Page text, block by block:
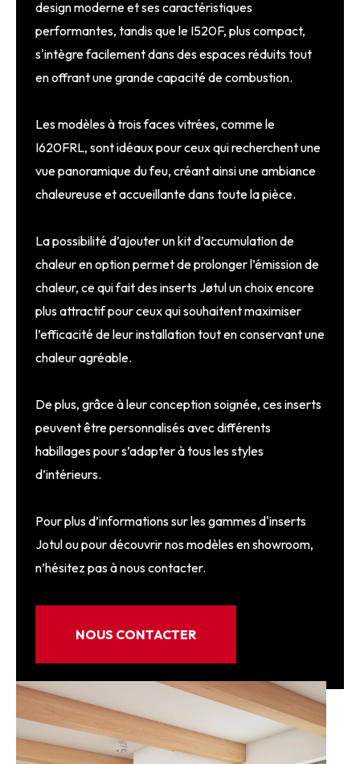
design moderne et ses caractéristiques
performantes, tandis que le I520F, plus compact,
s'intègre facilement dans des espaces réduits tout
en offrant une grande capacité de combustion.
Les modèles à trois faces vitrées, comme le
I620FRL, sont idéaux pour ceux qui recherchent une
vue panoramique du feu, créant ainsi une ambiance
chaleureuse et accueillante dans toute la pièce.
La possibilité d’ajouter un kit d’accumulation de
chaleur en option permet de prolonger l’émission de
chaleur, ce qui fait des inserts Jøtul un choix encore
plus attractif pour ceux qui souhaitent maximiser
l’efficacité de leur installation tout en conservant une
chaleur agréable.
De plus, grâce à leur conception soignée, ces inserts
peuvent être personnalisés avec différents
habillages pour s’adapter à tous les styles
d’intérieurs.
Pour plus d’informations sur les gammes d'inserts
Jotul ou pour découvrir nos modèles en showroom,
n’hésitez pas à nous contacter.
NOUS CONTACTER